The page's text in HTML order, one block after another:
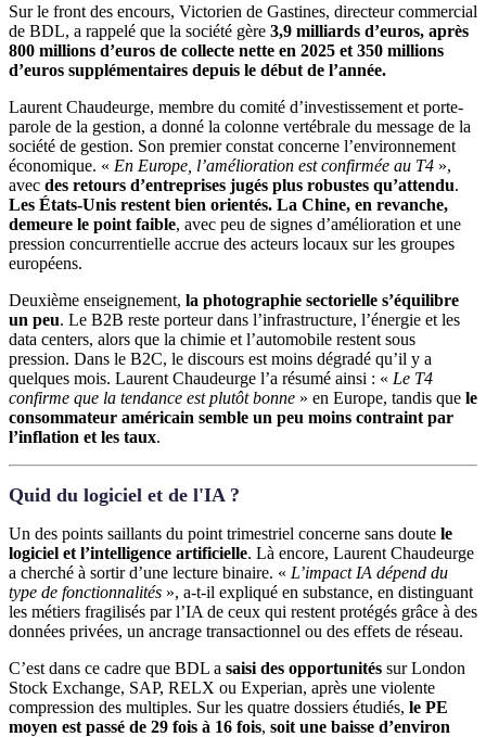
Sur le front des encours, Victorien de Gastines, directeur commercial
de BDL, a rappelé que la société gère 3,9 milliards d’euros, après
800 millions d’euros de collecte nette en 2025 et 350 millions
d’euros supplémentaires depuis le début de l’année.
Laurent Chaudeurge, membre du comité d’investissement et porte-
parole de la gestion, a donné la colonne vertébrale du message de la
société de gestion. Son premier constat concerne l’environnement
économique. « En Europe, l’amélioration est confirmée au T4 »,
avec des retours d’entreprises jugés plus robustes qu’attendu.
Les États-Unis restent bien orientés. La Chine, en revanche,
demeure le point faible, avec peu de signes d’amélioration et une
pression concurrentielle accrue des acteurs locaux sur les groupes
européens.
Deuxième enseignement, la photographie sectorielle s’équilibre
un peu. Le B2B reste porteur dans l’infrastructure, l’énergie et les
data centers, alors que la chimie et l’automobile restent sous
pression. Dans le B2C, le discours est moins dégradé qu’il y a
quelques mois. Laurent Chaudeurge l’a résumé ainsi : « Le T4
confirme que la tendance est plutôt bonne » en Europe, tandis que le
consommateur américain semble un peu moins contraint par
l’inflation et les taux.
Quid du logiciel et de l'IA ?
Un des points saillants du point trimestriel concerne sans doute le
logiciel et l’intelligence artificielle. Là encore, Laurent Chaudeurge
a cherché à sortir d’une lecture binaire. « L’impact IA dépend du
type de fonctionnalités », a-t-il expliqué en substance, en distinguant
les métiers fragilisés par l’IA de ceux qui restent protégés grâce à des
données privées, un ancrage transactionnel ou des effets de réseau.
C’est dans ce cadre que BDL a saisi des opportunités sur London
Stock Exchange, SAP, RELX ou Experian, après une violente
compression des multiples. Sur les quatre dossiers étudiés, le PE
moyen est passé de 29 fois à 16 fois, soit une baisse d’environ